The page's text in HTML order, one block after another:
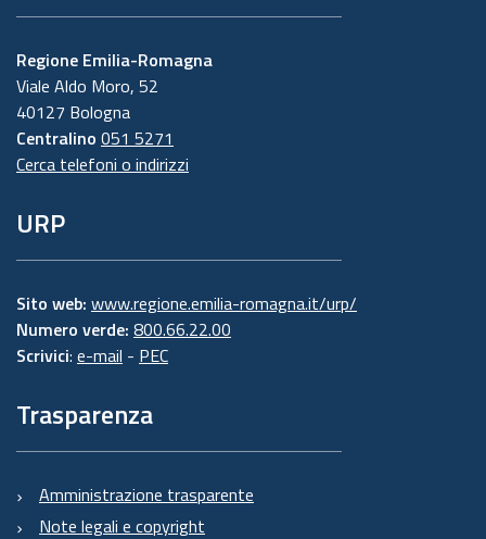
Regione Emilia-Romagna
Viale Aldo Moro, 52
40127 Bologna
Centralino 051 5271
Cerca telefoni o indirizzi
URP
Sito web: www.regione.emilia-romagna.it/urp/
Numero verde: 800.66.22.00
Scrivici: e-mail - PEC
Trasparenza
Amministrazione trasparente
Note legali e copyright